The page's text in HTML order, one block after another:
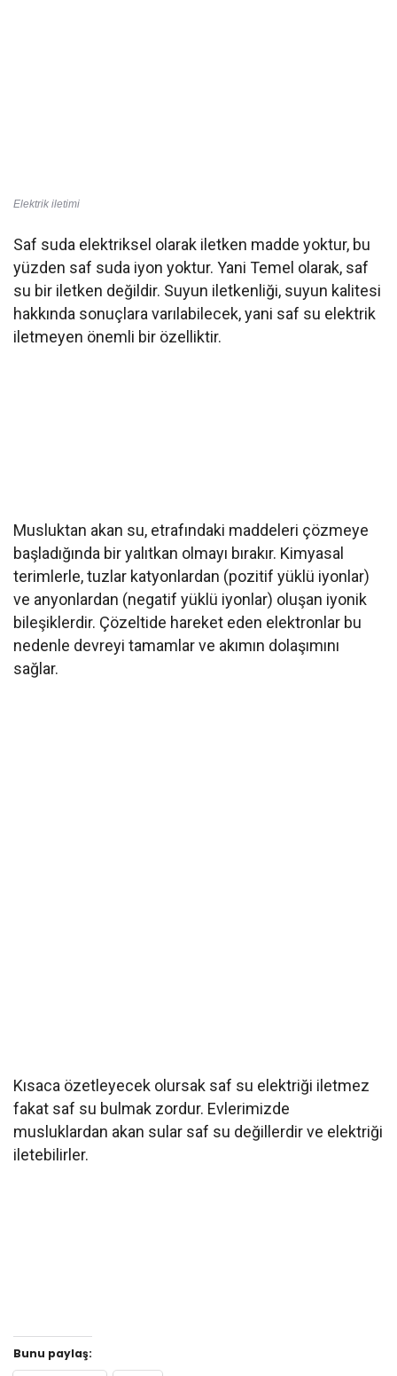
Elektrik iletimi
Saf suda elektriksel olarak iletken madde yoktur, bu
yüzden saf suda iyon yoktur. Yani Temel olarak, saf
su bir iletken değildir. Suyun iletkenliği, suyun kalitesi
hakkında sonuçlara varılabilecek, yani saf su elektrik
iletmeyen önemli bir özelliktir.
Musluktan akan su, etrafındaki maddeleri çözmeye
başladığında bir yalıtkan olmayı bırakır. Kimyasal
terimlerle, tuzlar katyonlardan (pozitif yüklü iyonlar)
ve anyonlardan (negatif yüklü iyonlar) oluşan iyonik
bileşiklerdir. Çözeltide hareket eden elektronlar bu
nedenle devreyi tamamlar ve akımın dolaşımını
sağlar.
Kısaca özetleyecek olursak saf su elektriği iletmez
fakat saf su bulmak zordur. Evlerimizde
musluklardan akan sular saf su değillerdir ve elektriği
iletebilirler.
Bunu paylaş: